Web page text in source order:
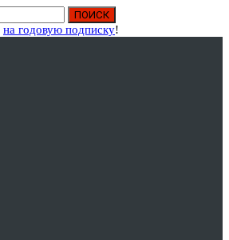
на годовую подписку!